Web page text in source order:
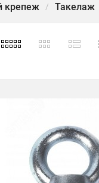
крепеж Такелаж